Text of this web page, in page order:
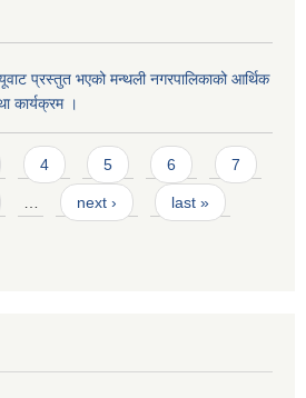
प्रस्तुत भएको मन्थली नगरपालिकाको आर्थिक
कार्यक्रम ।
4 5 6 7
next › last »